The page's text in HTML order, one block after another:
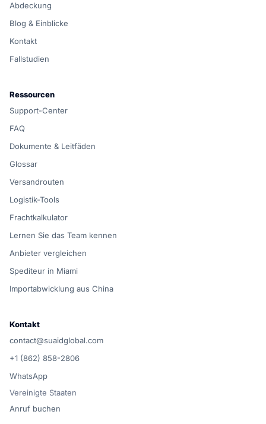
Abdeckung
Blog & Einblicke
Kontakt
Fallstudien
Ressourcen
Support-Center
FAQ
Dokumente & Leitfäden
Glossar
Versandrouten
Logistik-Tools
Frachtkalkulator
Lernen Sie das Team kennen
Anbieter vergleichen
Spediteur in Miami
Importabwicklung aus China
Kontakt
contact@suaidglobal.com
+1 (862) 858-2806
WhatsApp
Vereinigte Staaten
Anruf buchen